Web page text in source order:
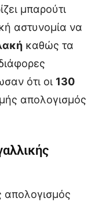
μπαρούτι
αστυνομία να
καθώς τα
ότι οι 130
απολογισμός
απολογισμός